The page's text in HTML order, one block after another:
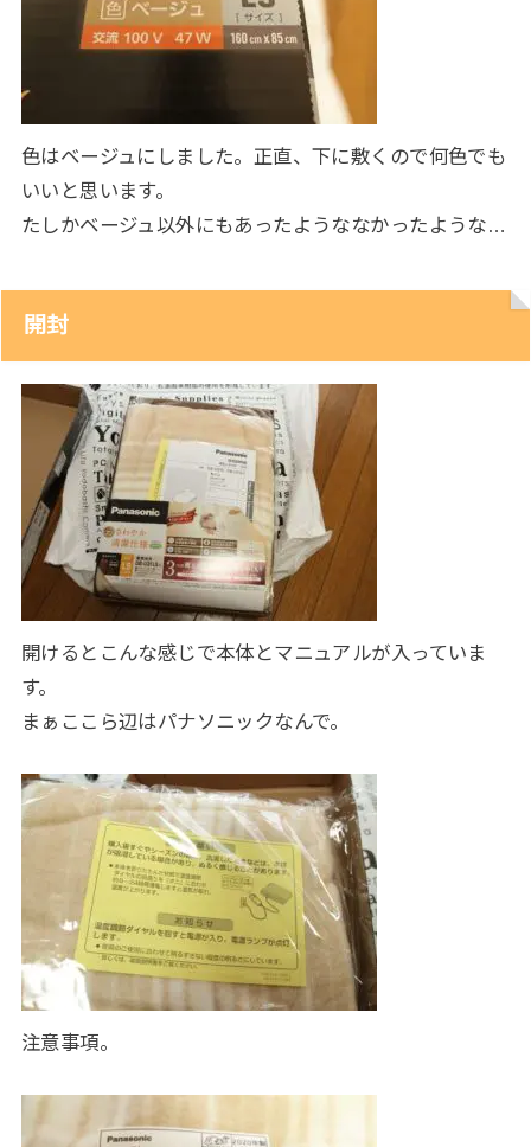
色はベージュにしました。正直、下に敷くので何色でも
いいと思います。
たしかベージュ以外にもあったようななかったような…
開封
開けるとこんな感じで本体とマニュアルが入っていま
す。
まぁここら辺はパナソニックなんで。
注意事項。